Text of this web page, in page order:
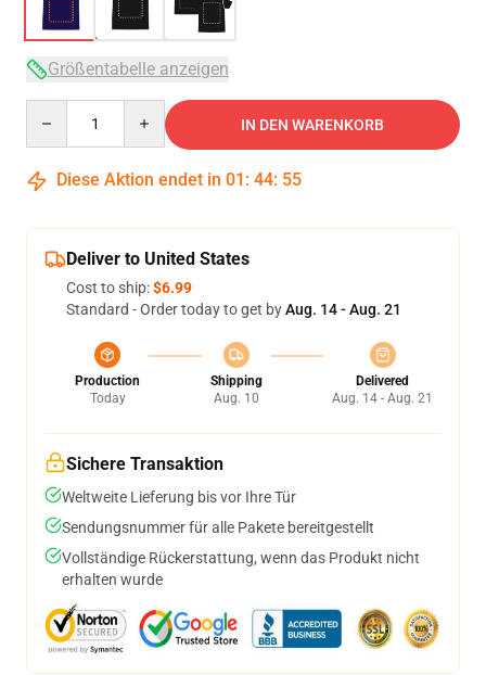
Größentabelle anzeigen
IN DEN WARENKORB
Diese Aktion endet in 01 : 44: 54
Deliver to United States
Cost to ship:$6.99
Standard - Order today to get byAug. 14 - Aug. 21
Production
Today
Shipping
Aug. 10
Delivered
Aug. 14 - Aug. 21
Sichere Transaktion
Weltweite Lieferung bis vor Ihre Tür
Sendungsnummer für alle Pakete bereitgestellt
Vollständige Rückerstattung, wenn das Produkt nicht
erhalten wurde